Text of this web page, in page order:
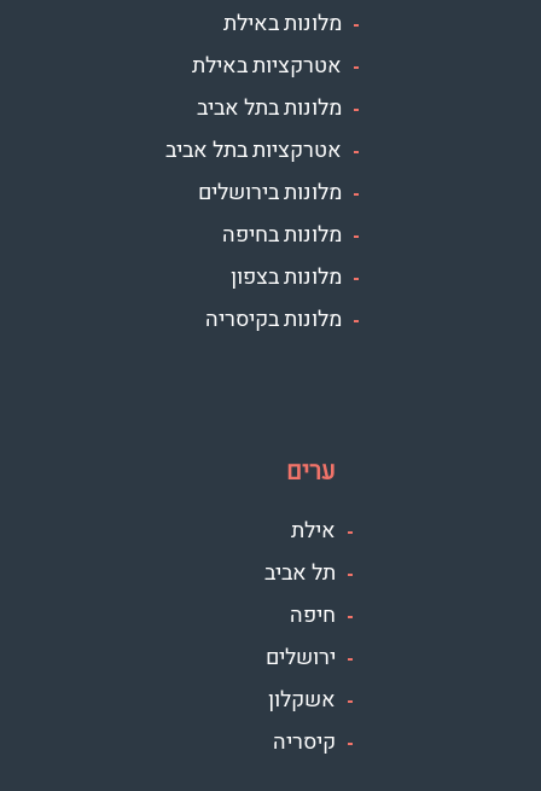
מלונות באילת
אטרקציות באילת
מלונות בתל אביב
אטרקציות בתל אביב
מלונות בירושלים
מלונות בחיפה
מלונות בצפון
מלונות בקיסריה
ערים
אילת
תל אביב
חיפה
ירושלים
אשקלון
קיסריה